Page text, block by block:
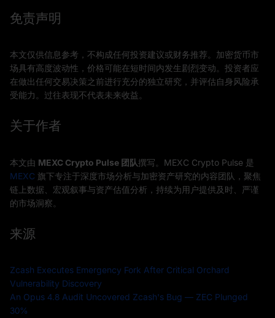
免责声明
本文仅供信息参考，不构成任何投资建议或财务推荐。加密货币市
场具有高度波动性，价格可能在短时间内发生剧烈变动。投资者应
在做出任何交易决策之前进行充分的独立研究，并评估自身风险承
受能力。过往表现不代表未来收益。
关于作者
本文由 MEXC Crypto Pulse 团队撰写。MEXC Crypto Pulse 是
MEXC 旗下专注于深度市场分析与加密资产研究的内容团队，聚焦
链上数据、宏观叙事与资产估值分析，持续为用户提供及时、严谨
的市场洞察。
来源
Zcash Executes Emergency Fork After Critical Orchard
Vulnerability Discovery
An Opus 4.8 Audit Uncovered Zcash's Bug — ZEC Plunged
30%